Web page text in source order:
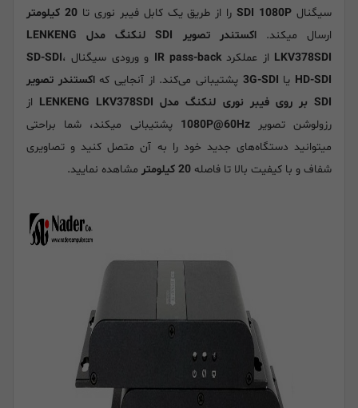
سیگنال SDI 1080Pرا از طریق یک کابل فیبر نوری تا20 کیلومتر
ارسال میکند.
اکستندر تصویر SDI لنکنگ مدل LENKENG
LKV378SDI از عملکردIR pass-back و ورودی سیگنال SD-SDI،
HD-SDI یا 3G-SDI پشتیبانی می‌کند. از آنجایی کهاکستندر تصویر
SDI بر روی فیبر نوری لنکنگ مدل LENKENG LKV378SDI
از
رزولوشن تصویر1080P@60Hz پشتیبانی میکند، شما براحتی
میتوانید دستگاه‌های جدید خود را به آن متصل کنید و تصاویری
شفاف و با کیفیت بالا تا فاصله 20 کیلومتر مشاهده نمایید.